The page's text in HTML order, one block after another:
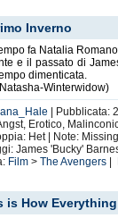
Inverno
fa Natalia
e il passato di
dimenticata.
Winterwidow)
| Pubblicata:
Erotico,
Het | Note:
James 'Bucky'
Film >The Avengers |
is How